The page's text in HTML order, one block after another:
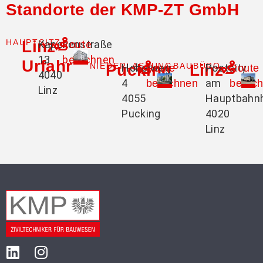
Standorte der KMP-ZT GmbH
HAUPTSITZ
Linz-
Urfahr
Kapellenstraße
13
4040
Linz
Route
berechnenNIEDERLASSUNG
Pucking
Hobelweg
4
4055
Pucking
Route
berechnen
BAUBÜRO
LinzPostcity
am
4020
Linz
Route